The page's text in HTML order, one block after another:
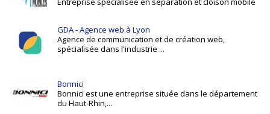
GDA - Agence web à Lyon
Agence de communication et de création web,
spécialisée dans l'industrie ...
Bonnici
Bonnici est une entreprise située dans le département
du Haut-Rhin,...